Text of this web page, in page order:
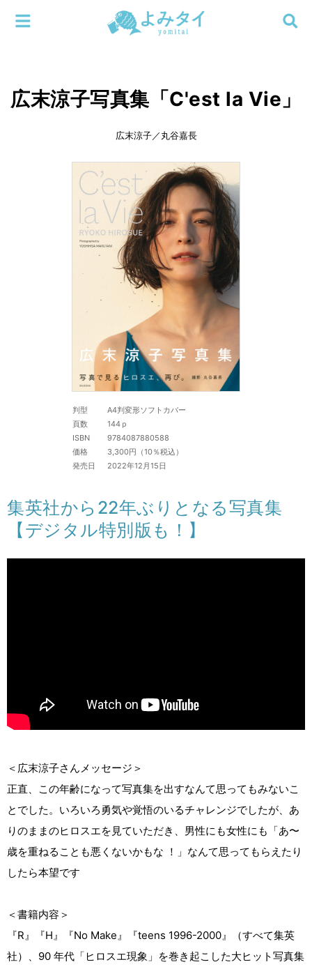
新着
連載
新刊
特集
編集部
メニューを閉じる
広末涼子写真集「C'est la Vie」
広末涼子／丸谷嘉長
判型
A4判変形ソフトカバー
頁数
144ｐ
ISBN
9784087880588
価格
3,300円（10％税込）
発売日
2022年12月15日
集英社から22年ぶりとなる写真集
【デジタル特別版も！】
＜広末涼子さんメッセージ＞
正直、この年齢になって写真集を出すなんて思ってもみないこ
とでした。いろいろ勇気や覚悟のいるチャレンジでしたが、あ
りのままのヒロスエを見ていただき、男性にも女性にも「あ〜
歳を重ねることも悪くないかもな ！」なんて思ってもらえたり
したら本望です
＜書籍内容＞
『R』『H』『No Make』『teens 1996-2000』（すべて集英
社）、90 年代「ヒロスエ現象」を巻き起こした大ヒット写真集